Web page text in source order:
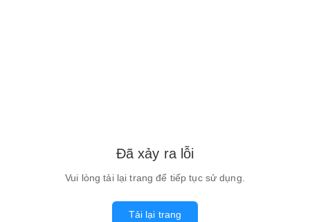
Đã xảy ra lỗi
Vui lòng tải lại trang để tiếp tục sử dụng.
Tải lại trang